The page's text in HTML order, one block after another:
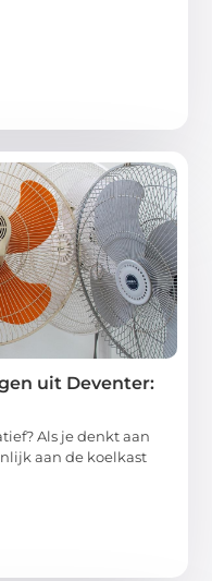
uit Deventer:
Als je denkt aan
aan de koelkast